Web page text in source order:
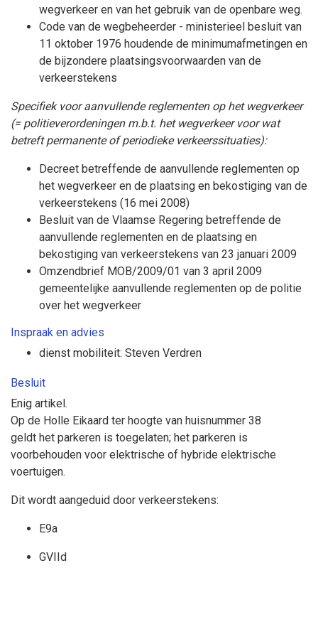
wegverkeer en van het gebruik van de openbare weg.
Code van de wegbeheerder - ministerieel besluit van
11 oktober 1976 houdende de minimumafmetingen en
de bijzondere plaatsingsvoorwaarden van de
verkeerstekens
Specifiek voor aanvullende reglementen op het wegverkeer
(= politieverordeningen m.b.t. het wegverkeer voor wat
betreft permanente of periodieke verkeerssituaties):
Decreet betreffende de aanvullende reglementen op
het wegverkeer en de plaatsing en bekostiging van de
verkeerstekens (16 mei 2008)
Besluit van de Vlaamse Regering betreffende de
aanvullende reglementen en de plaatsing en
bekostiging van verkeerstekens van 23 januari 2009
Omzendbrief MOB/2009/01 van 3 april 2009
gemeentelijke aanvullende reglementen op de politie
over het wegverkeer
Inspraak en advies
dienst mobiliteit: Steven Verdren
Besluit
Enig artikel.
Op de Holle Eikaard ter hoogte van huisnummer 38
geldt het parkeren is toegelaten; het parkeren is
voorbehouden voor elektrische of hybride elektrische
voertuigen.
Dit wordt aangeduid door verkeerstekens:
E9a
GVIId